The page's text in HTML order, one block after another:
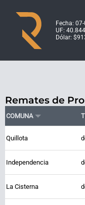
Fecha:
UF:
Dólar:
Remates de
COMUNA
Quillota
Independencia
La Cisterna